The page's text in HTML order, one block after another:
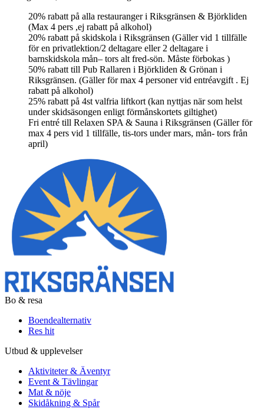
20% rabatt på alla restauranger i Riksgränsen & Björkliden
(Max 4 pers ,ej rabatt på alkohol)
20% rabatt på skidskola i Riksgränsen (Gäller vid 1 tillfälle
för en privatlektion/2 deltagare eller 2 deltagare i
barnskidskola mån– tors alt fred-sön. Måste förbokas )
50% rabatt till Pub Rallaren i Björkliden & Grönan i
Riksgränsen. (Gäller för max 4 personer vid entréavgift . Ej
rabatt på alkohol)
25% rabatt på 4st valfria liftkort (kan nyttjas när som helst
under skidsäsongen enligt förmånskortets giltighet)
Fri entré till Relaxen SPA & Sauna i Riksgränsen (Gäller för
max 4 pers vid 1 tillfälle, tis-tors under mars, mån- tors från
april)
Bo & resa
Boendealternativ
Res hit
Utbud & upplevelser
Aktiviteter & Äventyr
Event & Tävlingar
Mat & nöje
Skidåkning & Spår